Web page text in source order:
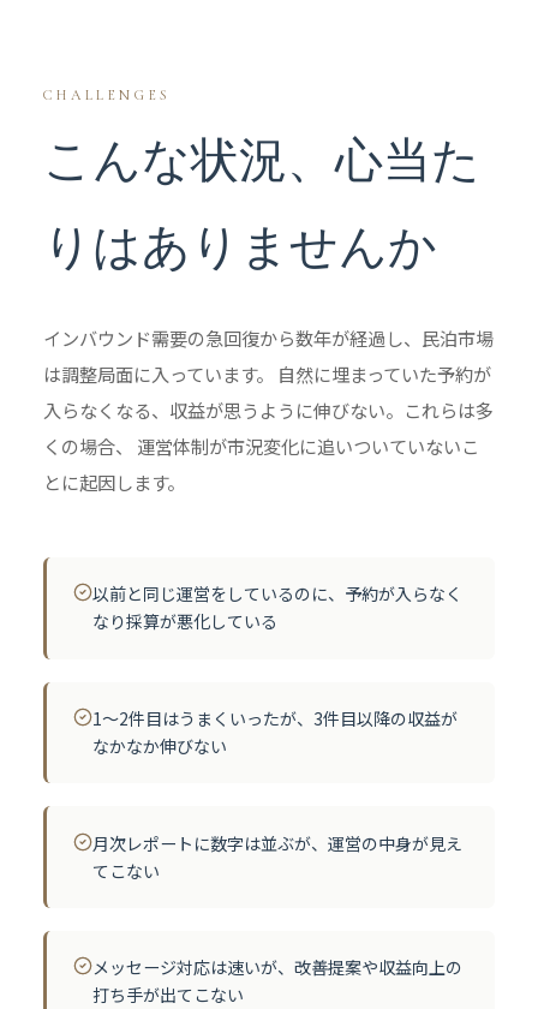
CHALLENGES
こんな状況、心当た
りはありませんか
インバウンド需要の急回復から数年が経過し、民泊市場
は調整局面に入っています。 自然に埋まっていた予約が
入らなくなる、収益が思うように伸びない。これらは多
くの場合、 運営体制が市況変化に追いついていないこ
とに起因します。
以前と同じ運営をしているのに、予約が入らなく
なり採算が悪化している
1〜2件目はうまくいったが、3件目以降の収益が
なかなか伸びない
月次レポートに数字は並ぶが、運営の中身が見え
てこない
メッセージ対応は速いが、改善提案や収益向上の
打ち手が出てこない